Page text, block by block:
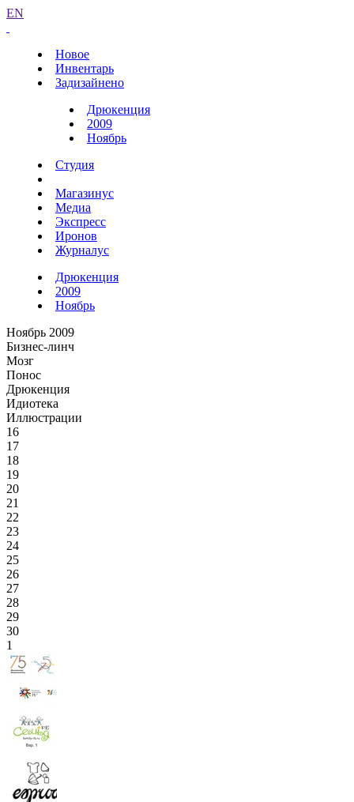
EN
Новое
Инвентарь
Задизайнено
Дрюкенция
2009
Ноябрь
Студия
Магазинус
Медиа
Экспресс
Иронов
Журналус
Дрюкенция
2009
Ноябрь
Ноябрь 2009
Бизнес-линч
Мозг
Понос
Дрюкенция
Идиотека
Иллюстрации
16
17
18
19
20
21
22
23
24
25
26
27
28
29
30
1